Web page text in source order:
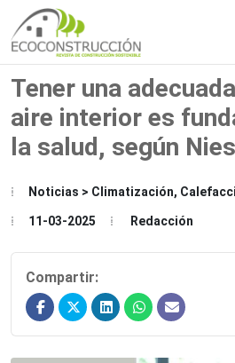
Menu
Menu
Tener una
aire interior es
la salud, según
Noticias > Climatización,
11-03-2025 Redacción
Compartir: